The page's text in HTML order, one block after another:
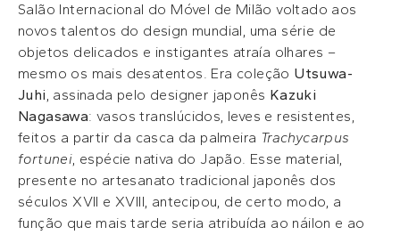
Salão Internacional do Móvel de Milão voltado aos
novos talentos do design mundial, uma série de
objetos delicados e instigantes atraía olhares –
mesmo os mais desatentos. Era coleção Utsuwa-
Juhi, assinada pelo designer japonês Kazuki
Nagasawa: vasos translúcidos, leves e resistentes,
feitos a partir da casca da palmeira Trachycarpus
fortunei, espécie nativa do Japão. Esse material,
presente no artesanato tradicional japonês dos
séculos XVII e XVIII, antecipou, de certo modo, a
função que mais tarde seria atribuída ao náilon e ao